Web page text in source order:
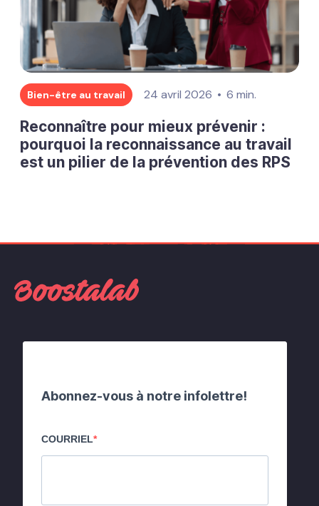
Bien-être au travail 24 avril 2026 6 min.
Reconnaître pour mieux prévenir :
pourquoi la reconnaissance au travail
est un pilier de la prévention des RPS
Abonnez-vous à notre infolettre!
COURRIEL